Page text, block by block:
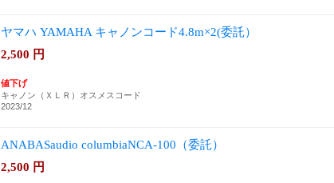
ヤマハ YAMAHA キャノンコード4.8m×2(委託）
2,500 円
値下げ
キャノン（ＸＬＲ）オスメスコード
2023/12
ANABASaudio columbiaNCA-100（委託）
2,500 円